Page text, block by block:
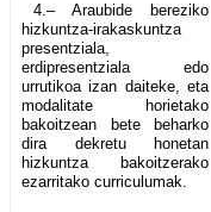
4.– Araubide bereziko
hizkuntza-irakaskuntza
presentziala,
erdipresentziala edo
urrutikoa izan daiteke, eta
modalitate horietako
bakoitzean bete beharko
dira dekretu honetan
hizkuntza bakoitzerako
ezarritako curriculumak.